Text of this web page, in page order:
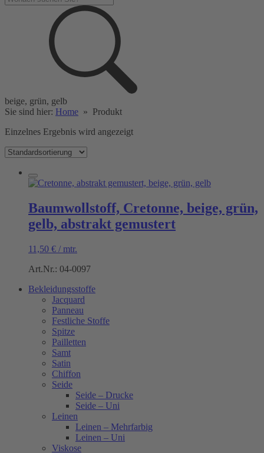
beige, grün, gelb
Sie sind hier: Home » Produkt
Einzelnes Ergebnis wird angezeigt
Baumwollstoff, Cretonne, beige, grün,
gelb, abstrakt gemustert
11,50 € / mtr.
Art.Nr.: 04-0097
Bekleidungsstoffe
Jacquard
Panneau
Festliche Stoffe
Spitze
Pailletten
Samt
Satin
Chiffon
Seide
Seide – Drucke
Seide – Uni
Leinen
Leinen – Mehrfarbig
Leinen – Uni
Viskose